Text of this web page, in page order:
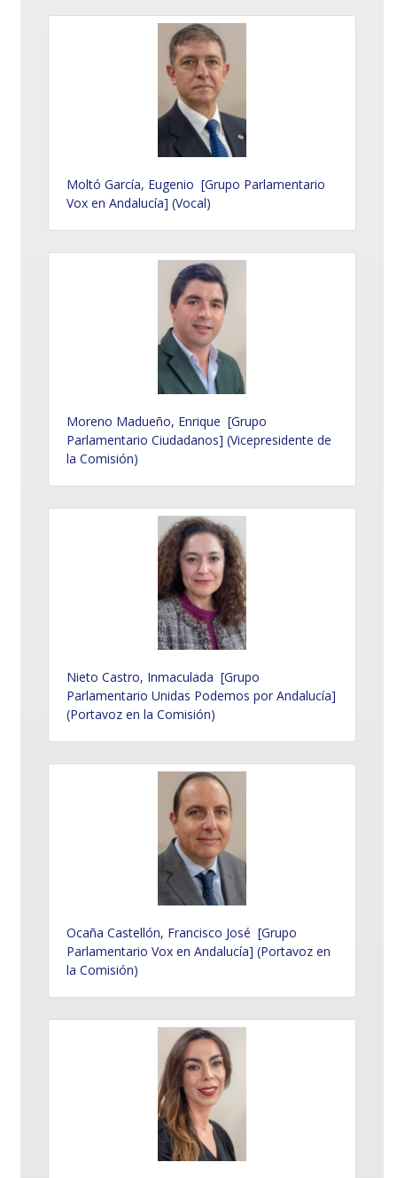
Moltó García, Eugenio [Grupo Parlamentario
Vox en Andalucía] (Vocal)
Moreno Madueño, Enrique [Grupo
Parlamentario Ciudadanos] (Vicepresidente de
la Comisión)
Nieto Castro, Inmaculada [Grupo
Parlamentario Unidas Podemos por Andalucía]
(Portavoz en la Comisión)
Ocaña Castellón, Francisco José [Grupo
Parlamentario Vox en Andalucía] (Portavoz en
la Comisión)